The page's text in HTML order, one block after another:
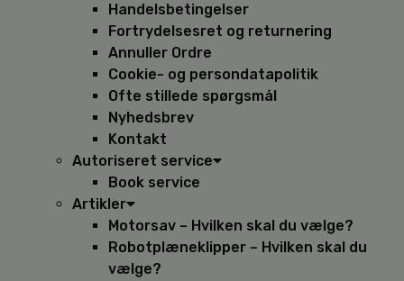
Handelsbetingelser
Fortrydelsesret og returnering
Annuller Ordre
Cookie- og persondatapolitik
Ofte stillede spørgsmål
Nyhedsbrev
Kontakt
Autoriseret service
Book service
Artikler
Motorsav – Hvilken skal du vælge?
Robotplæneklipper – Hvilken skal du
vælge?